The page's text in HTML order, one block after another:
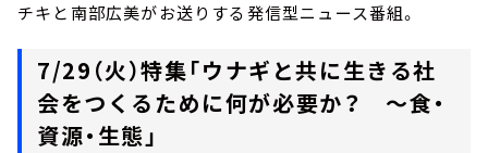
チキと南部広美がお送りする発信型ニュース番組。
7/29（火）特集「ウナギと共に生きる社
会をつくるために何が必要か？ ～食・
資源・生態」